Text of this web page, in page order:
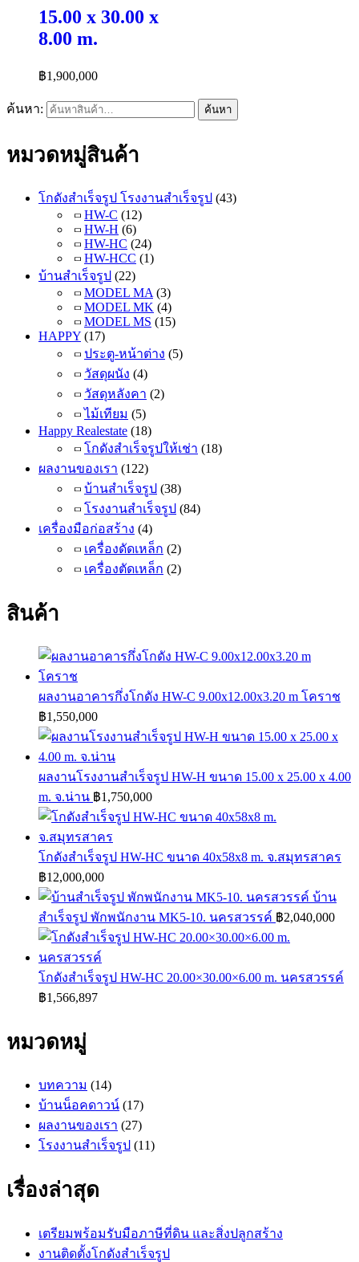
15.00 x 30.00 x
8.00 m.
฿1,900,000
ค้นหา: ค้นหา
หมวดหมู่สินค้า
โกดังสำเร็จรูป โรงงานสำเร็จรูป (43)
HW-C (12)
HW-H (6)
HW-HC (24)
HW-HCC (1)
บ้านสำเร็จรูป (22)
MODEL MA (3)
MODEL MK (4)
MODEL MS (15)
HAPPY (17)
ประตู-หน้าต่าง (5)
วัสดุผนัง (4)
วัสดุหลังคา (2)
ไม้เทียม (5)
Happy Realestate (18)
โกดังสำเร็จรูปให้เช่า (18)
ผลงานของเรา (122)
บ้านสำเร็จรูป (38)
โรงงานสำเร็จรูป (84)
เครื่องมือก่อสร้าง (4)
เครื่องดัดเหล็ก (2)
เครื่องตัดเหล็ก (2)
สินค้า
ผลงานอาคารกึ่งโกดัง HW-C 9.00x12.00x3.20 m โคราช
฿1,550,000
ผลงานโรงงานสำเร็จรูป HW-H ขนาด 15.00 x 25.00 x 4.00
m. จ.น่าน ฿1,750,000
โกดังสำเร็จรูป HW-HC ขนาด 40x58x8 m. จ.สมุทรสาคร
฿12,000,000
บ้าน
สำเร็จรูป พักพนักงาน MK5-10. นครสวรรค์ ฿2,040,000
โกดังสำเร็จรูป HW-HC 20.00×30.00×6.00 m. นครสวรรค์
฿1,566,897
หมวดหมู่
บทความ (14)
บ้านน็อคดาวน์ (17)
ผลงานของเรา (27)
โรงงานสำเร็จรูป (11)
เรื่องล่าสุด
เตรียมพร้อมรับมือภาษีที่ดิน และสิ่งปลูกสร้าง
งานติดตั้งโกดังสำเร็จรูป